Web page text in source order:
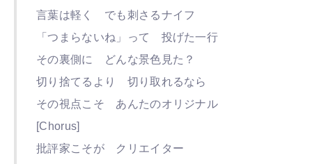
言葉は軽く でも刺さるナイフ
「つまらないね」って 投げた一行
その裏側に どんな景色見た？
切り捨てるより 切り取れるなら
その視点こそ あんたのオリジナル
[Chorus]
批評家こそが クリエイター